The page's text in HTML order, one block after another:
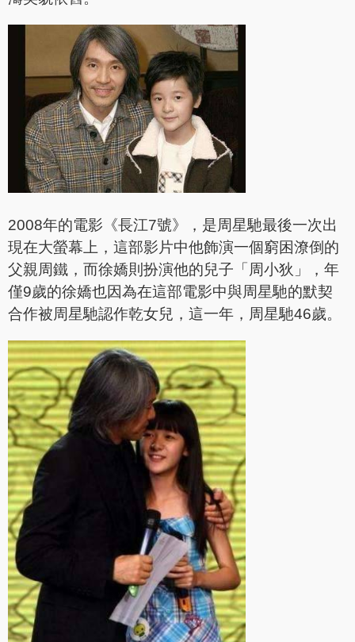
2008年的電影《長江7號》，是周星馳最後一次出
現在大螢幕上，這部影片中他飾演一個窮困潦倒的
父親周鐵，而徐嬌則扮演他的兒子「周小狄」，年
僅9歲的徐嬌也因為在這部電影中與周星馳的默契
合作被周星馳認作乾女兒，這一年，周星馳46歲。